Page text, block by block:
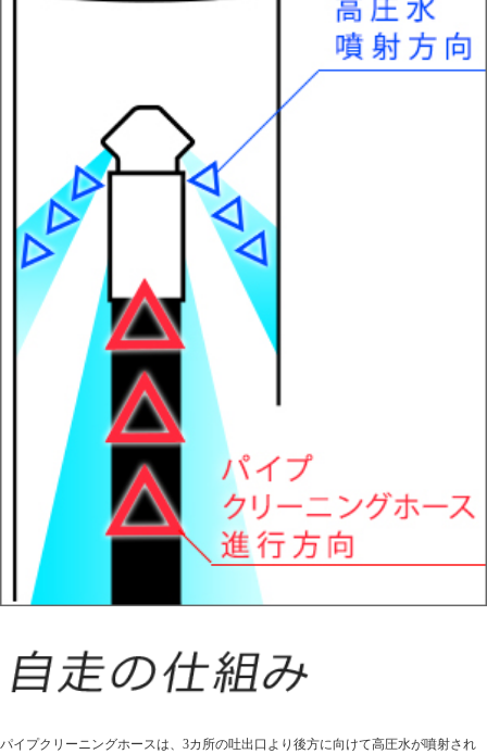
パイプクリーニングホースは、3カ所の吐出口より後方に向けて高圧水が噴射され